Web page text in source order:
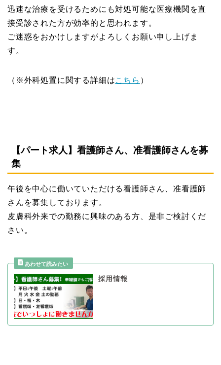
迅速な治療を受けるためにも対処可能な医療機関を直
接受診された方が効率的と思われます。
ご迷惑をおかけしますがよろしくお願い申し上げま
す。
（※外科処置に関する詳細はこちら ）
【パート求人】看護師さん、准看護師さんを募
集
午後を中心に働いていただける看護師さん、准看護師
さんを募集しております。
皮膚科外来での勤務に興味のある方、是非ご検討くだ
さい。
採用情報